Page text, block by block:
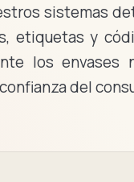
sistemas
etiquetas y
los
del